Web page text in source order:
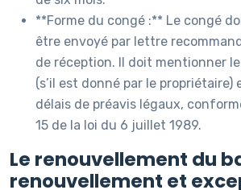
**Forme du congé :** Le congé
être envoyé par lettre
de réception. Il doit mentionner
(s’il est donné par le propriétaire)
délais de préavis légaux,
15 de la loi du 6 juillet 1989.
Le renouvellement du
renouvellement et